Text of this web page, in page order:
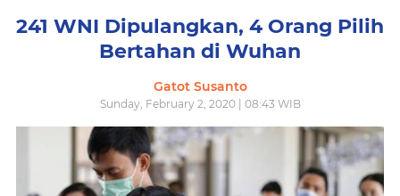
241 WNI Dipulangkan, 4 Orang Pilih
Bertahan di Wuhan
Gatot Susanto
Sunday, February 2, 2020 | 08:43 WIB